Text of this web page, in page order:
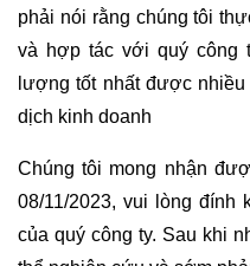
phải nói rằng chúng tôi
và hợp tác với quý công
lượng tốt nhất được
dịch kinh doanh
Chúng tôi mong nhận
08/11/2023, vui lòng đính
của quý công ty. Sau khi